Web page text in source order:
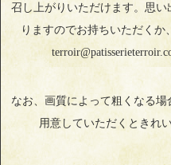
召し上がりいただけます。思
りますのでお持ちいただくか
なお、画質によって粗くなる
用意していただくときれ